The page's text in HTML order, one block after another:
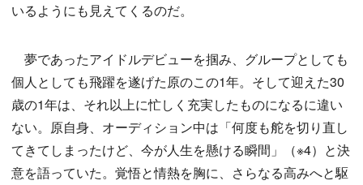
いるようにも見えてくるのだ。
夢であったアイドルデビューを掴み、グループとしても
個人としても飛躍を遂げた原のこの1年。そして迎えた30
歳の1年は、それ以上に忙しく充実したものになるに違い
ない。原自身、オーディション中は「何度も舵を切り直し
てきてしまったけど、今が人生を懸ける瞬間」（※4）と決
意を語っていた。覚悟と情熱を胸に、さらなる高みへと駆